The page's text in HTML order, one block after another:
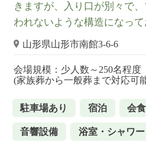
きますが、入り口が別々で
われないような構造になって
山形県山形市南館3-6-6
会場規模：少人数～250名程度
(家族葬から一般葬まで対応可
駐車場あり 宿泊 会
音響設備 浴室・シャワー